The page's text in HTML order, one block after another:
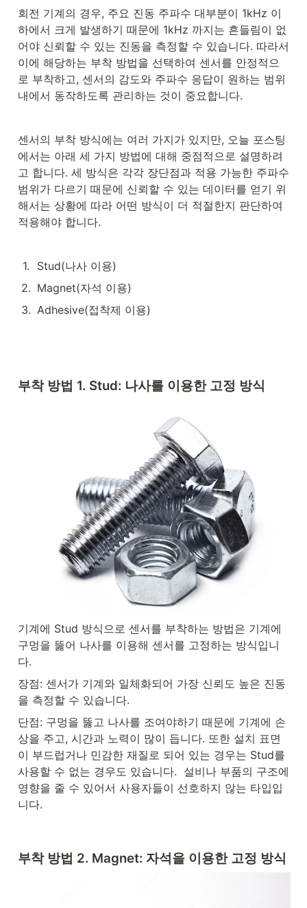
회전 기계의 경우, 주요 진동 주파수 대부분이 1kHz 이
하에서 크게 발생하기 때문에 1kHz 까지는 흔들림이 없
어야 신뢰할 수 있는 진동을 측정할 수 있습니다. 따라서
이에 해당하는 부착 방법을 선택하여 센서를 안정적으
로 부착하고, 센서의 감도와 주파수 응답이 원하는 범위
내에서 동작하도록 관리하는 것이 중요합니다.
센서의 부착 방식에는 여러 가지가 있지만, 오늘 포스팅
에서는 아래 세 가지 방법에 대해 중점적으로 설명하려
고 합니다. 세 방식은 각각 장단점과 적용 가능한 주파수
범위가 다르기 때문에 신뢰할 수 있는 데이터를 얻기 위
해서는 상황에 따라 어떤 방식이 더 적절한지 판단하여
적용해야 합니다.
1.
Stud(나사 이용)
2. Magnet(자석 이용)
3. Adhesive(접착제 이용)
부착 방법 1. Stud: 나사를 이용한 고정 방식
기계에 Stud 방식으로 센서를 부착하는 방법은 기계에
구멍을 뚫어 나사를 이용해 센서를 고정하는 방식입니
다.
장점: 센서가 기계와 일체화되어 가장 신뢰도 높은 진동
을 측정할 수 있습니다.
단점: 구멍을 뚫고 나사를 조여야하기 때문에 기계에 손
상을 주고, 시간과 노력이 많이 듭니다. 또한 설치 표면
이 부드럽거나 민감한 재질로 되어 있는 경우는 Stud를
사용할 수 없는 경우도 있습니다.  설비나 부품의 구조에
영향을 줄 수 있어서 사용자들이 선호하지 않는 타입입
니다.
부착 방법 2. Magnet: 자석을 이용한 고정 방식